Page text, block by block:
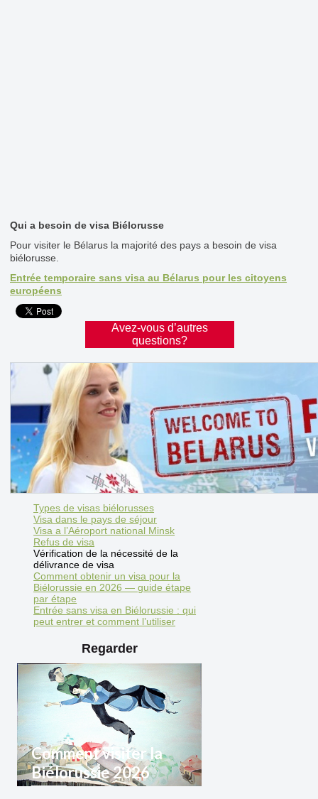
Qui a besoin de visa Biélorusse
Pour visiter le Bélarus la majorité des pays a besoin de visa
biélorusse.
Entrée temporaire sans visa au Bélarus pour les citoyens
européens
Avez-vous d’autres
questions?
Types de visas biélorusses
Visa dans le pays de séjour
Visa a l’Aéroport national Minsk
Refus de visa
Vérification de la nécessité de la
délivrance de visa
Comment obtenir un visa pour la
Biélorussie en 2026 — guide étape
par étape
Entrée sans visa en Biélorussie : qui
peut entrer et comment l’utiliser
Regarder
Comment visiter la
Biélorussie 2026